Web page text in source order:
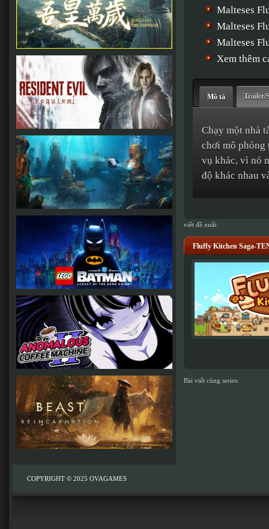
Malteses
Malteses
Malteses
Xem thêm
Mô tả Trailer/
Chạy một nhà
chơi mô phỏng
vụ khác, vì nó
độ khác nhau
viết đề xuất:
Fluffy Kitchen Saga-
Bài viết cùng series:
COPYRIGHT © 2025 OVAGAMES